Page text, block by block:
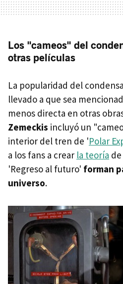
Los "cameos" del
otras películas
La popularidad del
llevado a que sea
menos directa en otras
Zemeckis incluyó un
interior del tren de 'Polar
a los fans a crear la teoría
'Regreso al futuro' forman
universo.